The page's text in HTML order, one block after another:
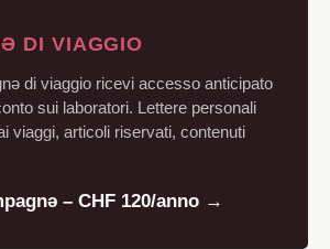
DI VIAGGIO
di viaggio ricevi accesso anticipato
sui laboratori. Lettere personali
viaggi, articoli riservati, contenuti
– CHF 120/anno →